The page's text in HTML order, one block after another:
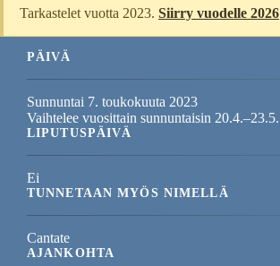
Tarkastelet vuotta 2023.Siirry vuodelle 2026
PÄIVÄ
Sunnuntai 7. toukokuuta 2023
Vaihtelee vuosittain sunnuntaisin 20.4.–23.5.
LIPUTUSPÄIVÄ
Ei
TUNNETAAN MYÖS NIMELLÄ
Cantate
AJANKOHTA